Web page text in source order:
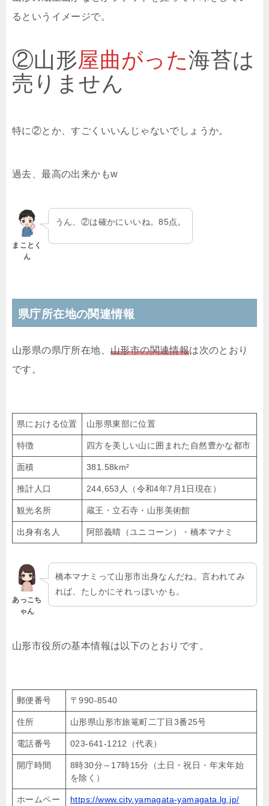
るというイメージで。
②山形屋曲がった海苔は
売りません
特に②とか、すごくいいんじゃないでしょうか。
過去、最高の出来かもw
まことく
ん
うん、②は確かにいいね。85点。
県庁所在地の関連情報
山形県の県庁所在地、 山形市の関連情報は次のとおり
です。
県における位置 山形県東部に位置
特徴 四方を美しい山に囲まれた自然豊かな都市
面積 381.58km²
推計人口 244,653人（令和4年7月1日現在）
観光名所 蔵王・立石寺・山形美術館
出身有名人 阿部義晴（ユニコーン）・橋本マナミ
あっこち
ゃん
橋本マナミって山形市出身なんだね。言われてみ
れば、たしかにそれっぽいかも。
山形市役所の基本情報は以下のとおりです。
郵便番号 〒990-8540
住所 山形県山形市旅篭町二丁目3番25号
電話番号 023-641-1212（代表）
開庁時間
8時30分～17時15分（土日・祝日・年末年始
を除く）
ホームペー
https://www.city.yamagata-yamagata.lg.jp/